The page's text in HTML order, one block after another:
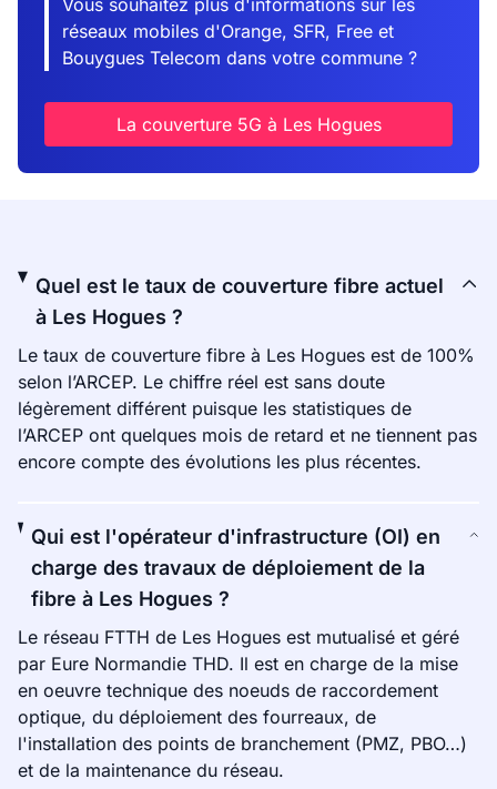
Vous souhaitez plus d'informations sur les
réseaux mobiles d'Orange, SFR, Free et
Bouygues Telecom dans votre commune ?
La couverture 5G à Les Hogues
Quel est le taux de couverture fibre actuel
à Les Hogues ?
Le taux de couverture fibre à Les Hogues est de 100%
selon l’ARCEP. Le chiffre réel est sans doute
légèrement différent puisque les statistiques de
l’ARCEP ont quelques mois de retard et ne tiennent pas
encore compte des évolutions les plus récentes.
Qui est l'opérateur d'infrastructure (OI) en
charge des travaux de déploiement de la
fibre à Les Hogues ?
Le réseau FTTH de Les Hogues est mutualisé et géré
par Eure Normandie THD. Il est en charge de la mise
en oeuvre technique des noeuds de raccordement
optique, du déploiement des fourreaux, de
l'installation des points de branchement (PMZ, PBO…)
et de la maintenance du réseau.